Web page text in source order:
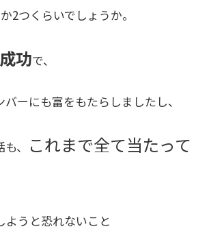
2つくらいでしょうか。
功で、
ーにも富をもたらしましたし、
、 これまで全て当たって
ようと恐れないこと